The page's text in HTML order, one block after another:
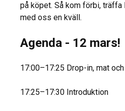
på köpet. Så kom förbi, träffa
med oss en kväll.
Agenda - 12 mars!
17:00–17:25 Drop-in, mat
17:25–17:30 Introduktion